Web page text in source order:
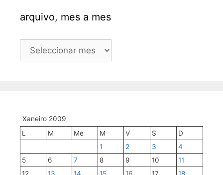
arquivo, mes a mes
arquivo,
mes
Xaneiro 2009
L
M Me M V S
D
1
2 3
4
5
6 7 8 9 10
11
12
13 14 15 16 17
18